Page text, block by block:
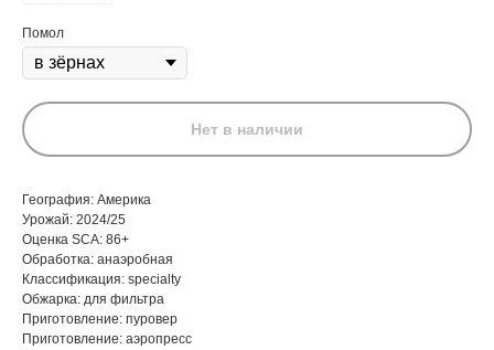
Помол
Нет в наличии
География: Америка
Урожай: 2024/25
Оценка SCA: 86+
Обработка: анаэробная
Классификация: specialty
Обжарка: для фильтра
Приготовление: пуровер
Приготовление: аэропресс